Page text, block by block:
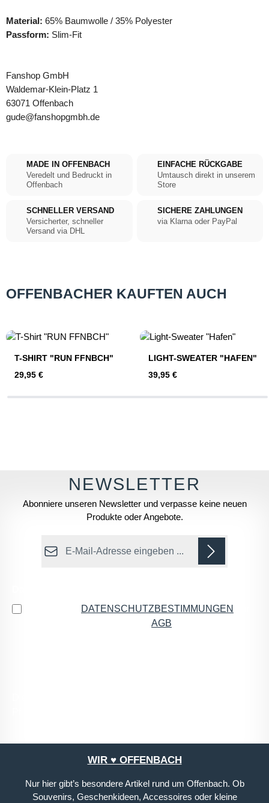
Material: 65% Baumwolle / 35% Polyester
Passform: Slim-Fit
Fanshop GmbH
Waldemar-Klein-Platz 1
63071 Offenbach
gude@fanshopgmbh.de
MADE IN OFFENBACH
Veredelt und Bedruckt in
Offenbach
EINFACHE RÜCKGABE
Umtausch direkt in unserem
Store
SCHNELLER VERSAND
Versicherter, schneller
Versand via DHL
SICHERE ZAHLUNGEN
via Klarna oder PayPal
OFFENBACHER KAUFTEN AUCH
T-SHIRT "RUN FFNBCH"
Regulärer Preis:
29,95 €
LIGHT-SWEATER "HAFEN"
Regulärer Preis:
39,95 €
Abonniere unseren Newsletter und verpasse keine neuen
Produkte oder Angebote.
E-Mail-Adresse*
DATENSCHUTZBESTIMMUNGEN
AGB
WIR ♥ OFFENBACH
Nur hier gibt’s besondere Artikel rund um Offenbach. Ob
Souvenirs, Geschenkideen, Accessoires oder kleine